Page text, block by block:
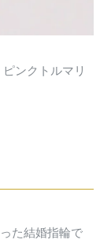
ンクトルマリ
た結婚指輪で